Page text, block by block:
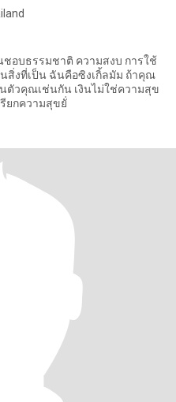
อบธรรมชาติ ความสงบ การใช้
สิ่งที่เป็น ฉันคือซิงเกิ้ลมัม ถ้าคุณ
ตัวคุณเช่นกัน เงินไม่ใช่ความสุข
ยกความสุขยั่